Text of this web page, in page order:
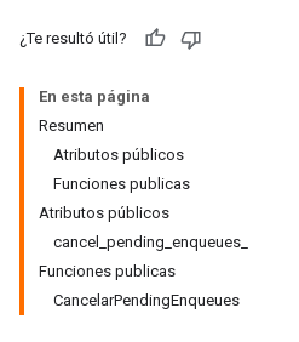
¿Te resultó útil?
En esta página
Resumen
Atributos públicos
Funciones publicas
Atributos públicos
cancel_pending_enqueues_
Funciones publicas
CancelarPendingEnqueues